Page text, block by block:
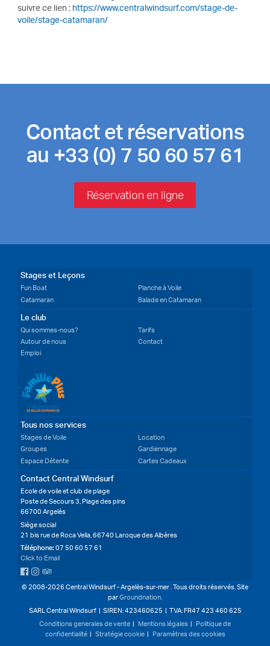
suivre ce lien : https://www.centralwindsurf.com/stage-de-
voile/stage-catamaran/
Contact et réservations
au +33 (0) 7 50 60 57 61
Réservation en ligne
Stages et Leçons
Fun Boat
Catamaran
Planche à Voile
Balade en Catamaran
Le club
Qui sommes-nous?
Autour de nous
Emploi
Tarifs
Contact
Tous nos services
Stages de Voile
Groupes
Espace Détente
Location
Gardiennage
Cartes Cadeaux
Contact Central Windsurf
Ecole de voile et club de plage
Poste de Secours 3, Plage des pins
66700 Argelès
Siège social
21 bis rue de Roca Vella, 66740 Laroque des Albères
Téléphone: 07 50 60 57 61
Click to Email
Central Windsurf on Facebook
Central Windsurf on Instagram
Central Windsurf reviews on Trip Advisor
© 2008-2026 Central Windsurf - Argelès-sur-mer . Tous droits réservés. Site
parGroundnation.
SARL Central Windsurf | SIREN: 423460625 | TVA: FR47 423 460 625
Conditions generales de vente | Mentions légales | Politique de
confidentialité| Stratégie cookie| Paramètres des cookies